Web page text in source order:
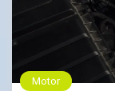
Motor